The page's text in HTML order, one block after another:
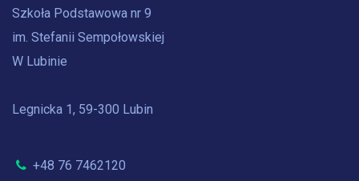
Szkoła Podstawowa nr 9
im. Stefanii Sempołowskiej
W Lubinie
Legnicka 1, 59-300 Lubin
+48 76 7462120